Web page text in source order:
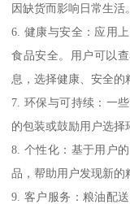
因缺货而影响日常生活。
6. 健康与安全：应用
食品安全。用户可以
息，选择健康、安全的
7. 环保与可持续：一
的包装或鼓励用户选择
8. 个性化：基于用户
品，帮助用户发现新的
9. 客户服务：粮油配